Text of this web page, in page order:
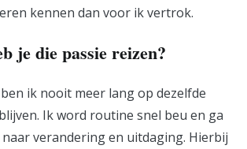
kennen dan voor ik vertrok.
je die passie reizen?
ik nooit meer lang op dezelfde
Ik word routine snel beu en ga
verandering en uitdaging. Hierbij